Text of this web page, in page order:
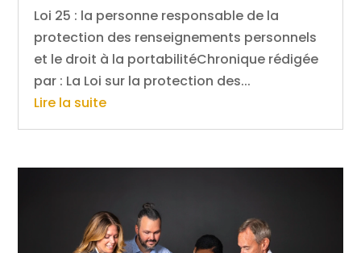
Loi 25 : la personne responsable de la
protection des renseignements personnels
et le droit à la portabilitéChronique rédigée
par : La Loi sur la protection des...
Lire la suite